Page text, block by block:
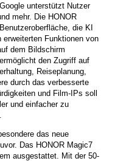
unterstützt Nutzer
mehr. Die HONOR
die KI
Funktionen von
dem Bildschirm
den Zugriff auf
Reiseplanung,
durch das verbesserte
und Film-IPs soll
und einfacher zu
das neue
Das HONOR Magic7
ausgestattet. Mit der 50-